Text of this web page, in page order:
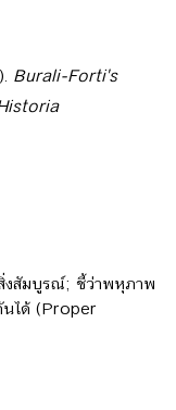
Burali-Forti's
งสัมบูรณ์; ชี้ว่าพหุภาพ
นได้ (Proper